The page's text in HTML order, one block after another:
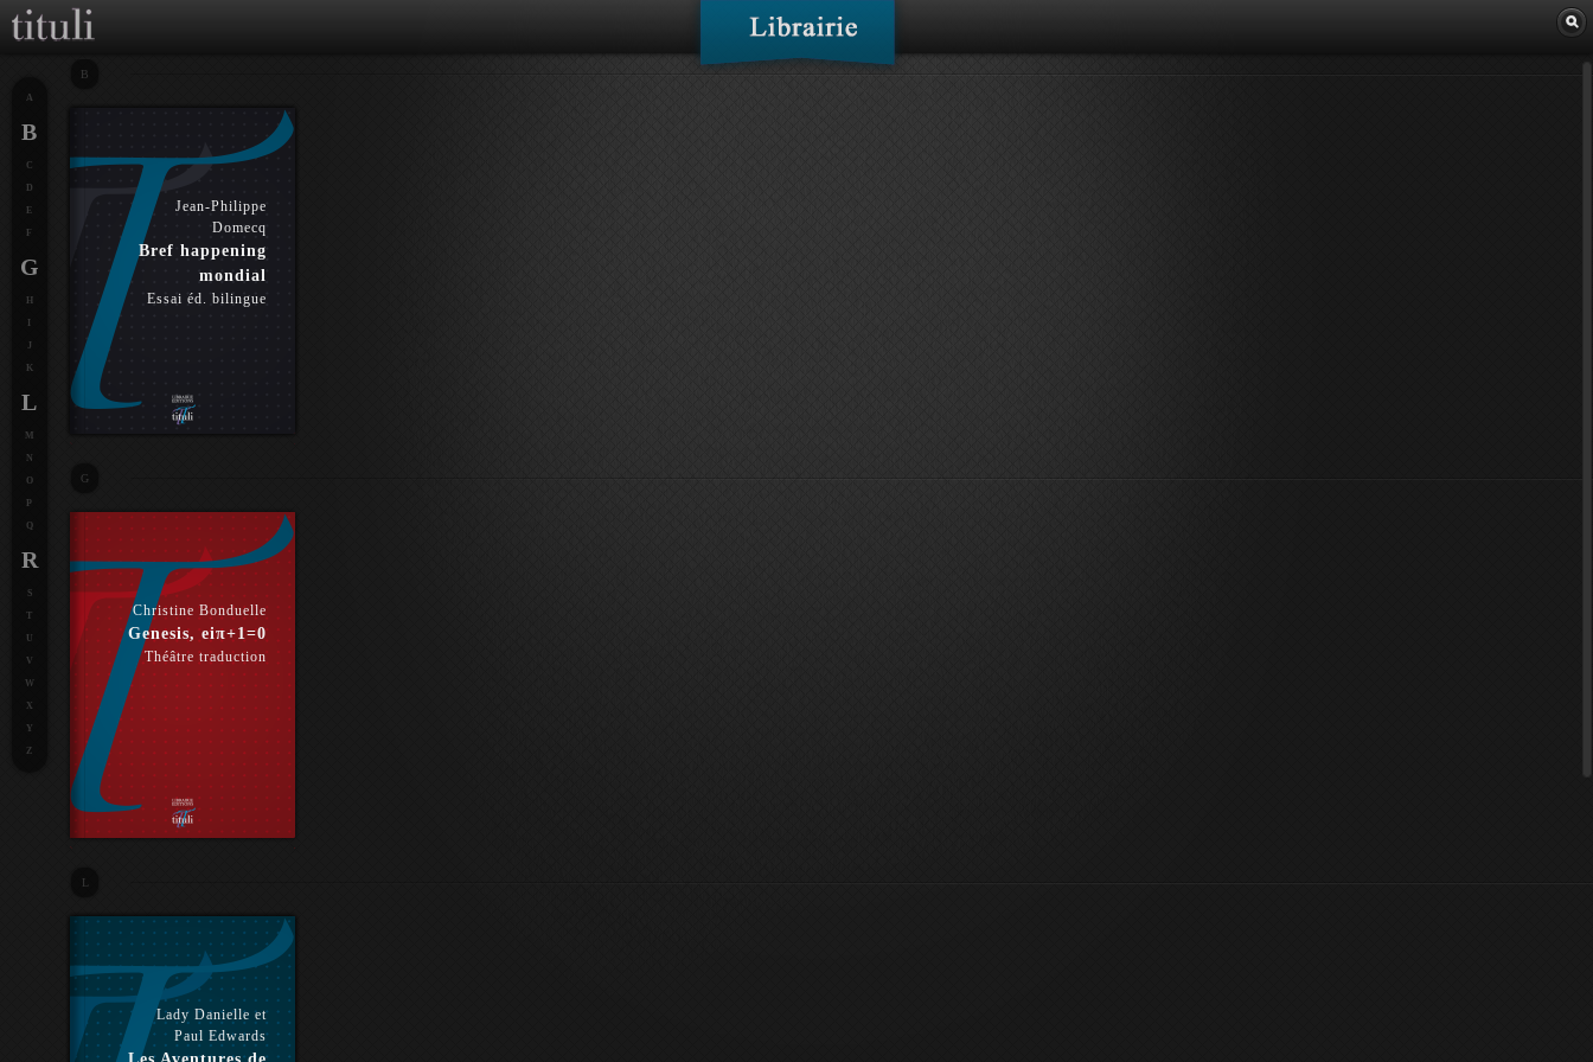
B
Jean-Philippe
Domecq
Bref happening
mondial
Essai éd. bilingue
G
Christine Bonduelle
Genesis, eiπ+1=0
Théâtre traduction
L
Lady Danielle et
Paul Edwards
A
B
C
D
E
F
G
J
K
L
M
N
O
P
Q
R
S
T
U
V
W
X
Y
Z